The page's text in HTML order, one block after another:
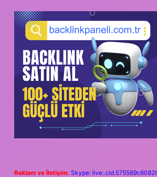
Reklam ve İletişim: Skype: